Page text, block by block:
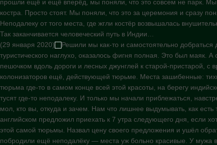
прошли ещё и ещё вперёд, мы поняли, что это совсем не парк. Мы
костра. Просто стоят. Мы поняли, что это за церемония и сразу
Неподалеку от того места, где жгли костёр возвышалась
Так заканчивается человеческий путь в Индии…
(29 января 2020)
Решили мы как-то и самостоятельно
туристического наглухо, оказалось фигня полная. Это был маяк. А
пешочком вдоль дороги и лесных джунглей к старой-пристарой, с
колонизаторов ещё, действующей тюрьме. Места зашибенные:
тюрьма где-то в самом конце всей этой красоты, на берегу
тусят где-то неподалеку. И только мы начали приблежаться,
мол, кто вы, откуда и зачем. Нам что лишнее выдумывать, как есть
английском предложил приехать к 7 утра следующего дня, если
этой самой тюрьмы. Назвал цену своего предложения и ушёл
побродили ещё неподалёку — места уж больно красивые. У мужа